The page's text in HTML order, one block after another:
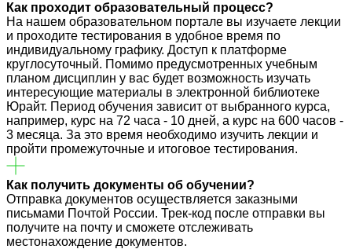
Как проходит образовательный процесс?
На нашем образовательном портале вы изучаете лекции
и проходите тестирования в удобное время по
индивидуальному графику. Доступ к платформе
круглосуточный. Помимо предусмотренных учебным
планом дисциплин у вас будет возможность изучать
интересующие материалы в электронной библиотеке
Юрайт. Период обучения зависит от выбранного курса,
например, курс на 72 часа - 10 дней, а курс на 600 часов -
3 месяца. За это время необходимо изучить лекции и
пройти промежуточные и итоговое тестирования.
Как получить документы об обучении?
Отправка документов осуществляется заказными
письмами Почтой России. Трек-код после отправки вы
получите на почту и сможете отслеживать
местонахождение документов.